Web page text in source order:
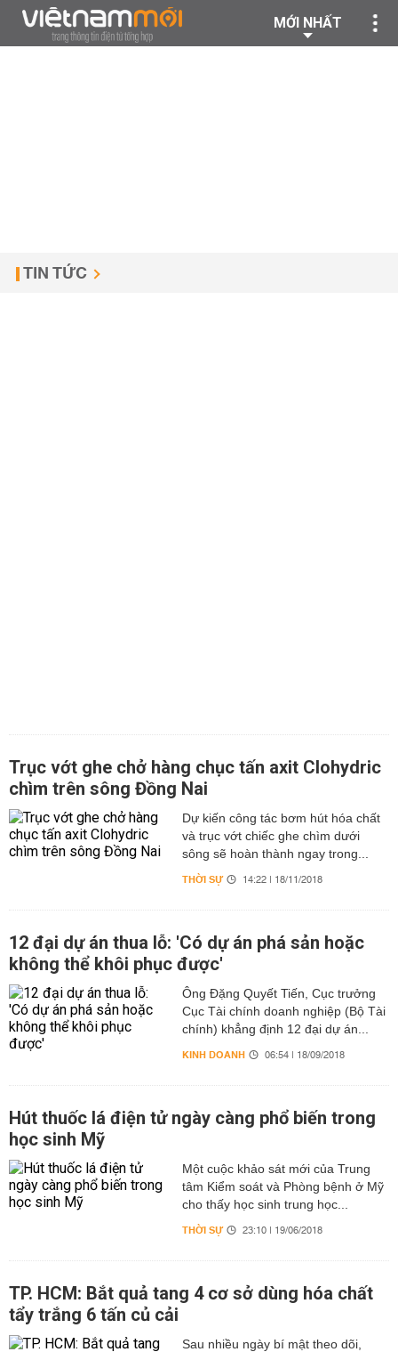
MỚI NHẤT
TIN TỨC
Trục vớt ghe chở hàng chục tấn axit Clohydric
chìm trên sông Đồng Nai
Dự kiến công tác bơm hút hóa chất
và trục vớt chiếc ghe chìm dưới
sông sẽ hoàn thành ngay trong...
THỜI SỰ 14:22 | 18/11/2018
12 đại dự án thua lỗ: 'Có dự án phá sản hoặc
không thể khôi phục được'
Ông Đặng Quyết Tiến, Cục trưởng
Cục Tài chính doanh nghiệp (Bộ Tài
chính) khẳng định 12 đại dự án...
KINH DOANH 06:54 | 18/09/2018
Hút thuốc lá điện tử ngày càng phổ biến trong
học sinh Mỹ
Một cuộc khảo sát mới của Trung
tâm Kiểm soát và Phòng bệnh ở Mỹ
cho thấy học sinh trung học...
THỜI SỰ 23:10 | 19/06/2018
TP. HCM: Bắt quả tang 4 cơ sở dùng hóa chất
tẩy trắng 6 tấn củ cải
Sau nhiều ngày bí mật theo dõi,